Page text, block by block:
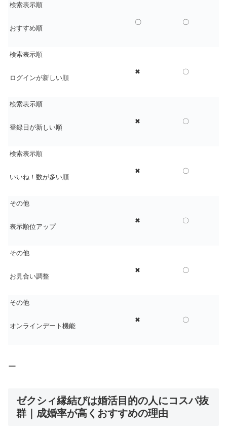
検索表示順
おすすめ順
〇 〇
検索表示順
ログインが新しい順
✖ 〇
検索表示順
登録日が新しい順
✖ 〇
検索表示順
いいね！数が多い順
✖ 〇
その他
表示順位アップ
✖ 〇
その他
お見合い調整
✖ 〇
その他
オンラインデート機能
✖ 〇
ー
ゼクシィ縁結びは婚活目的の人にコスパ抜
群｜成婚率が高くおすすめの理由